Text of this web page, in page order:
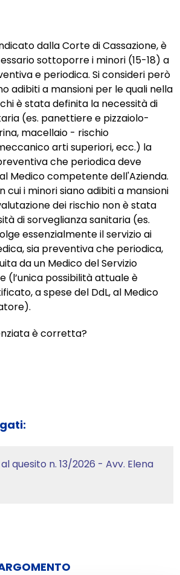
dalla Corte di Cassazione, è
sottoporre i minori (15-18) a
e periodica. Si consideri però
adibiti a mansioni per le quali nella
è stata definita la necessità di
(es. panettiere e pizzaiolo-
macellaio - rischio
arti superiori, ecc.) la
che periodica deve
Medico competente dell'Azienda.
cui i minori siano adibiti a mansioni
dei rischio non è stata
di sorveglianza sanitaria (es.
essenzialmente il servizio ai
sia preventiva che periodica,
da un Medico del Servizio
(l’unica possibilità attuale è
a spese del DdL, al Medico
è corretta?
quesito n. 13/2026 - Avv. Elena